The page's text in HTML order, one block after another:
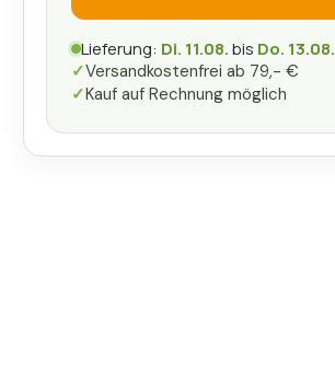
Lieferung: Di. 11.08.bis Do. 13.08.
✓Versandkostenfrei ab 79,- €
✓Kauf auf Rechnung möglich